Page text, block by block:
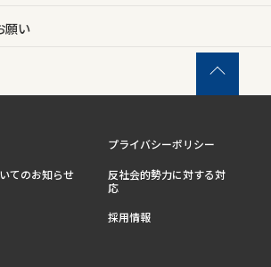
願い
プライバシーポリシー
てのお知らせ
反社会的勢力に対する対
応
採用情報